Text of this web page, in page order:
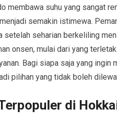
membawa suhu yang sangat
semakin istimewa.
setelah seharian berkeliling
onsen, mulai dari yang
Bagi siapa saja yang
pilihan yang tidak boleh
di